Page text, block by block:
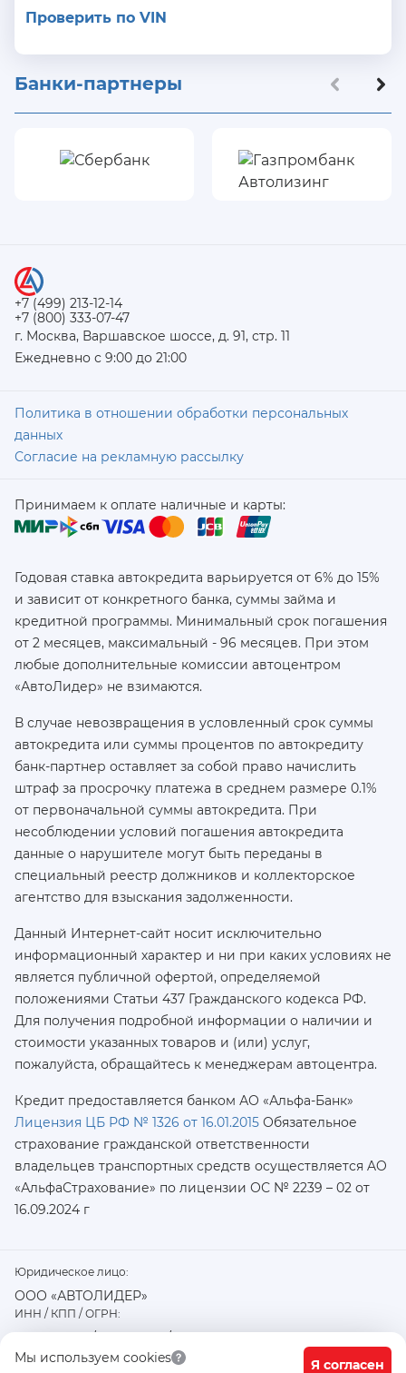
Проверить по VIN
Банки-партнеры
Мы используем cookies
Я согласен
+7 (499) 213-12-14
+7 (800) 333-07-47
г. Москва, Варшавское шоссе, д. 91, стр. 11
Ежедневно с 9:00 до 21:00
Политика в отношении обработки персональных
данных
Согласие на рекламную рассылку
Принимаем к оплате наличные и карты:
Годовая ставка автокредита варьируется от 6% до 15%
и зависит от конкретного банка, суммы займа и
кредитной программы. Минимальный срок погашения
от 2 месяцев, максимальный - 96 месяцев. При этом
любые дополнительные комиссии автоцентром
«АвтоЛидер» не взимаются.
В случае невозвращения в условленный срок суммы
автокредита или суммы процентов по автокредиту
банк-партнер оставляет за собой право начислить
штраф за просрочку платежа в среднем размере 0.1%
от первоначальной суммы автокредита. При
несоблюдении условий погашения автокредита
данные о нарушителе могут быть переданы в
специальный реестр должников и коллекторское
агентство для взыскания задолженности.
Данный Интернет-сайт носит исключительно
информационный характер и ни при каких условиях не
является публичной офертой, определяемой
положениями Статьи 437 Гражданского кодекса РФ.
Для получения подробной информации о наличии и
стоимости указанных товаров и (или) услуг,
пожалуйста, обращайтесь к менеджерам автоцентра.
Кредит предоставляется банком АО «Альфа-Банк»
Лицензия ЦБ РФ № 1326 от 16.01.2015 Обязательное
страхование гражданской ответственности
владельцев транспортных средств осуществляется AO
«АльфаСтрахование» по лицензии ОС № 2239 – 02 от
16.09.2024 г
Юридическое лицо:
ООО «АВТОЛИДЕР»
ИНН / КПП / ОГРН:
7726402915 / 772601001 / 1177746487918
Физический / юридический адрес: